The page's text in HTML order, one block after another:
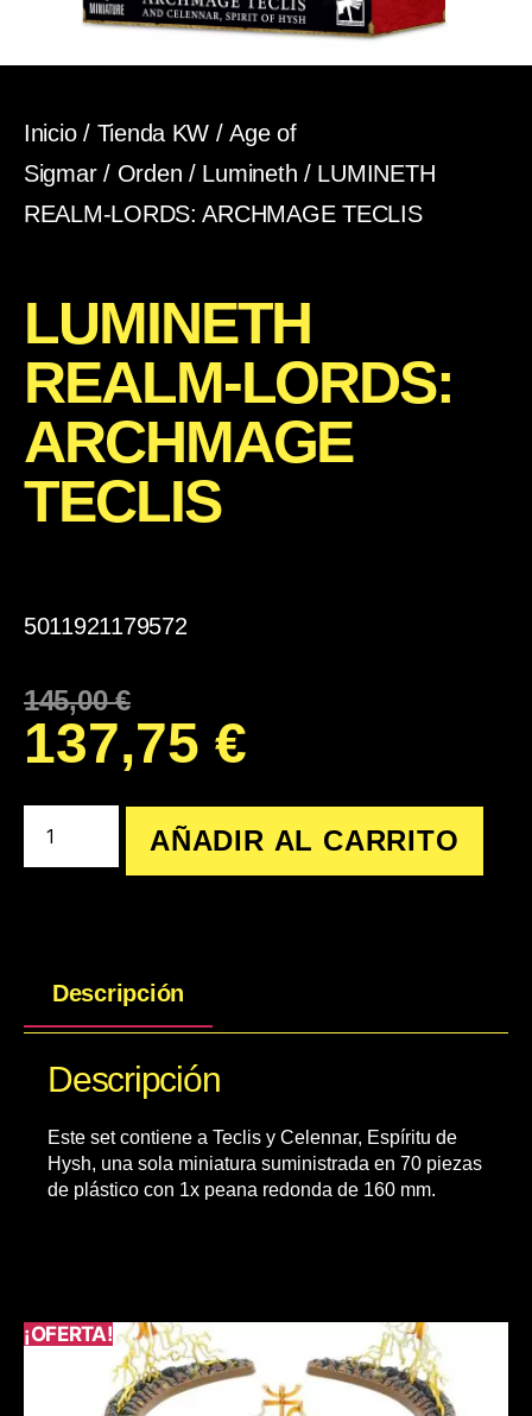
Inicio/ Tienda KW /Age of
Sigmar/ Orden / Lumineth / LUMINETH
REALM-LORDS: ARCHMAGE TECLIS
LUMINETH
REALM-LORDS:
ARCHMAGE
TECLIS
5011921179572
145,00€
137,75 €
AÑADIR AL CARRITO
¡OFERTA!
Descripción
Descripción
Este set contiene a Teclis y Celennar, Espíritu de
Hysh, una sola miniatura suministrada en 70 piezas
de plástico con 1x peana redonda de 160 mm.